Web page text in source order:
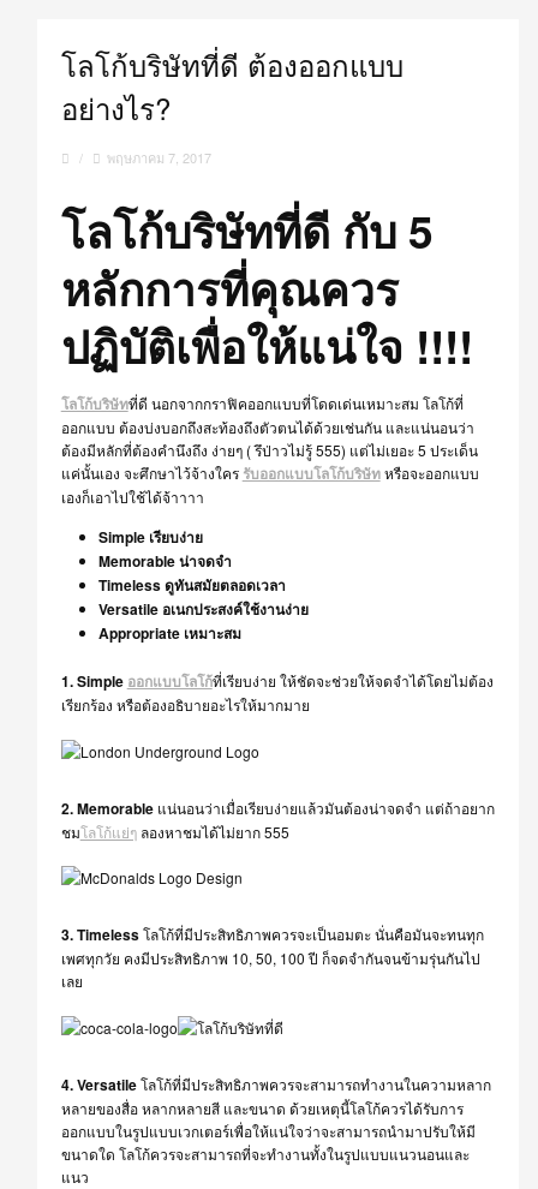
โลโก้บริษัทที่ดี ต้องออกแบบ
อย่างไร?
/ พฤษภาคม 7, 2017
โลโก้บริษัทที่ดี กับ 5
หลักการที่คุณควร
ปฏิบัติเพื่อให้แน่ใจ !!!!
โลโก้บริษัทที่ดี นอกจากกราฟิคออกแบบที่โดดเด่นเหมาะสม โลโก้ที่
ออกแบบ ต้องบ่งบอกถึงสะท้องถึงตัวตนได้ด้วยเช่นกัน และแน่นอนว่า
ต้องมีหลักที่ต้องคำนึงถึง ง่ายๆ ( รึป่าวไม่รู้ 555) แต่ไม่เยอะ 5 ประเด็น
แค่นั้นเอง จะศึกษาไว้จ้างใคร รับออกแบบโลโก้บริษัทหรือจะออกแบบ
เองก็เอาไปใช้ได้จ้าาาา
Simple เรียบง่าย
Memorableน่าจดจำ
Timelessดูทันสมัยตลอดเวลา
Versatile อเนกประสงค์ใช้งานง่าย
Appropriate เหมาะสม
1. Simple ออกแบบโลโก้ที่เรียบง่าย ให้ชัดจะช่วยให้จดจำได้โดยไม่ต้อง
เรียกร้อง หรือต้องอธิบายอะไรให้มากมาย
2. Memorable แน่นอนว่าเมื่อเรียบง่ายแล้วมันต้องน่าจดจำ แต่ถ้าอยาก
ชมโลโก้แย่ๆลองหาชมได้ไม่ยาก 555
3. Timelessโลโก้ที่มีประสิทธิภาพควรจะเป็นอมตะ นั่นคือมันจะทนทุก
เพศทุกวัย คงมีประสิทธิภาพ 10, 50, 100 ปี ก็จดจำกันจนข้ามรุ่นกันไป
เลย
4. Versatileโลโก้ที่มีประสิทธิภาพควรจะสามารถทำงานในความหลาก
หลายของสื่อ หลากหลายสี และขนาด ด้วยเหตุนี้โลโก้ควรได้รับการ
ออกแบบในรูปแบบเวกเตอร์เพื่อให้แน่ใจว่าจะสามารถนำมาปรับให้มี
ขนาดใด โลโก้ควรจะสามารถที่จะทำงานทั้งในรูปแบบแนวนอนและ
แนว